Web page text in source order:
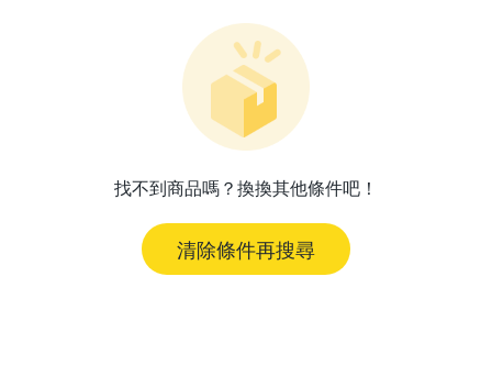
找不到商品嗎？換換其他條件吧！
清除條件再搜尋